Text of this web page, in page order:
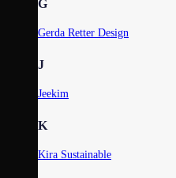
G
Gerda Retter Design
J
Jeekim
K
Kira Sustainable